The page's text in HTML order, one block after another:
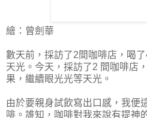
繪：曾劍華
數天前，採訪了2間咖啡店，喝
天光。今天，採訪了2 間咖啡店
果，繼續眼光光等天光。
由於要親身試飲寫出口感，我便
啡。誰知，咖啡對我來說有提神